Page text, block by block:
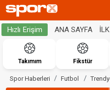
Hızlı Erişim ANA SAYFA
Takımım Fikstür
Spor Haberleri Futbol